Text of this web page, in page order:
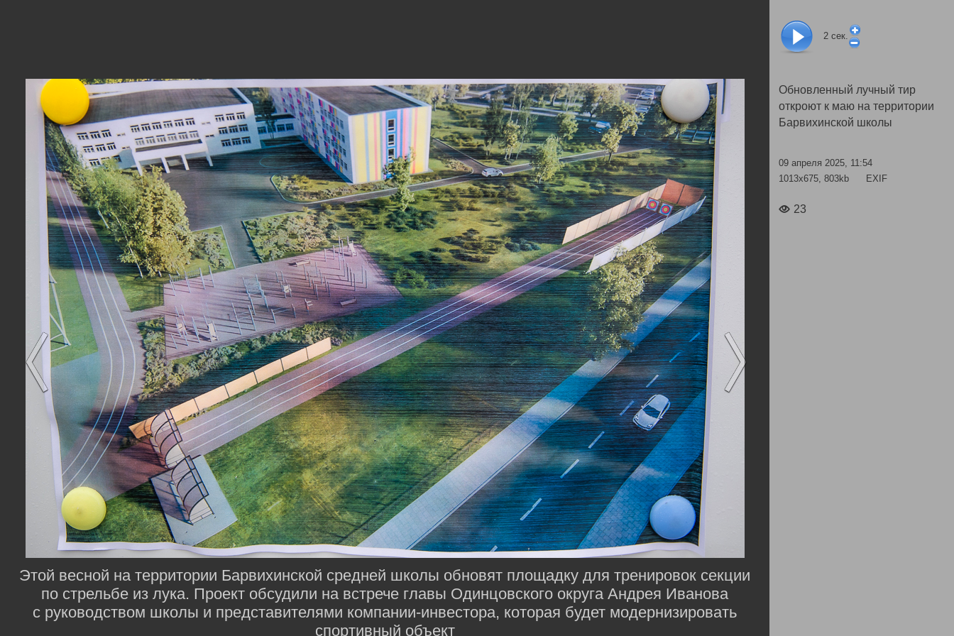
2 сек.
Обновленный лучный тир
откроют к маю на территории
Барвихинской школы
09 апреля 2025, 11:54
1013x675, 803kb
EXIF
23
Этой весной на территории Барвихинской средней школы обновят площадку для тренировок секции
по стрельбе из лука. Проект обсудили на встрече главы Одинцовского округа Андрея Иванова
с руководством школы и представителями компании-инвестора, которая будет модернизировать
спортивный объект